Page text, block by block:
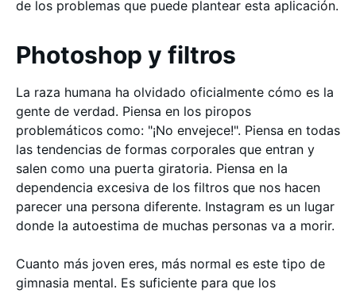
de los problemas que puede plantear esta aplicación.
Photoshop y filtros
La raza humana ha olvidado oficialmente cómo es la
gente de verdad. Piensa en los piropos
problemáticos como: "¡No envejece!". Piensa en todas
las tendencias de formas corporales que entran y
salen como una puerta giratoria. Piensa en la
dependencia excesiva de los filtros que nos hacen
parecer una persona diferente. Instagram es un lugar
donde la autoestima de muchas personas va a morir.
Cuanto más joven eres, más normal es este tipo de
gimnasia mental. Es suficiente para que los